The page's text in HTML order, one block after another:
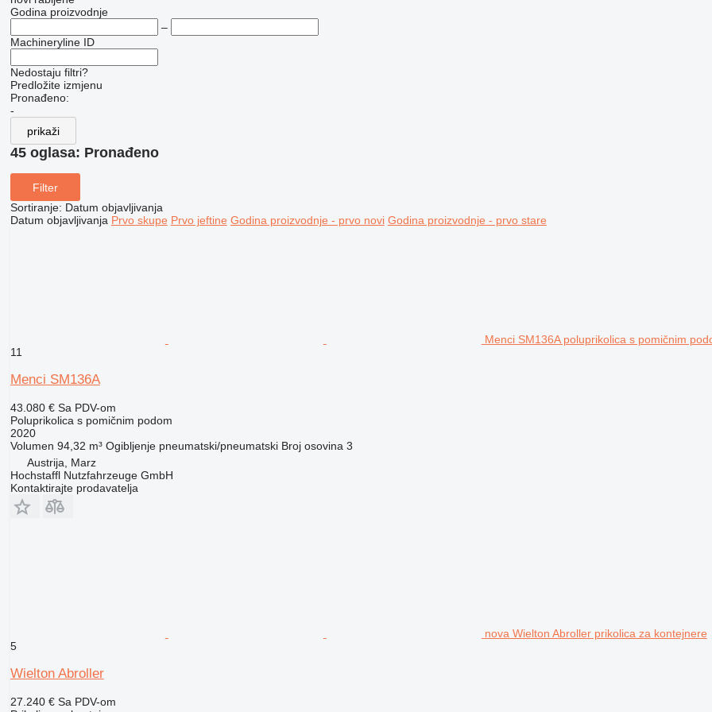
Godina proizvodnje
–
Machineryline ID
Nedostaju filtri?
Predložite izmjenu
Pronađeno:
-
prikaži
45 oglasa: Pronađeno
Filter
Sortiranje: Datum objavljivanja
Datum objavljivanja Prvo skupe Prvo jeftine Godina proizvodnje - prvo novi Godina proizvodnje - prvo stare
Menci SM136A poluprikolica s pomičnim
11
Menci SM136A
43.080 € Sa PDV-om
Poluprikolica s pomičnim podom
2020
Volumen 94,32 m³ Ogibljenje pneumatski/pneumatski Broj osovina 3
Austrija, Marz
Hochstaffl Nutzfahrzeuge GmbH
Kontaktirajte prodavatelja
nova Wielton Abroller prikolica za kontejnere
5
Wielton Abroller
27.240 € Sa PDV-om